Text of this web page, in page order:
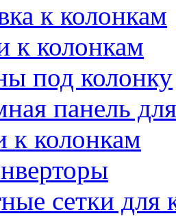
к колонкам
к колонкам
под колонку
панель
к колонкам
сетки для